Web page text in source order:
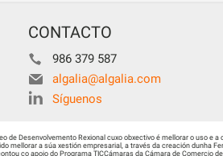
CONTACTO
986 379 587
algalia@algalia.com
Síguenos
de Desenvolvemento Rexional cuxo obxectivo é mellorar o uso e
mellorar a súa xestión empresarial, a través da creación dunha
co apoio do Programa TICCámaras da Cámara de Comercio